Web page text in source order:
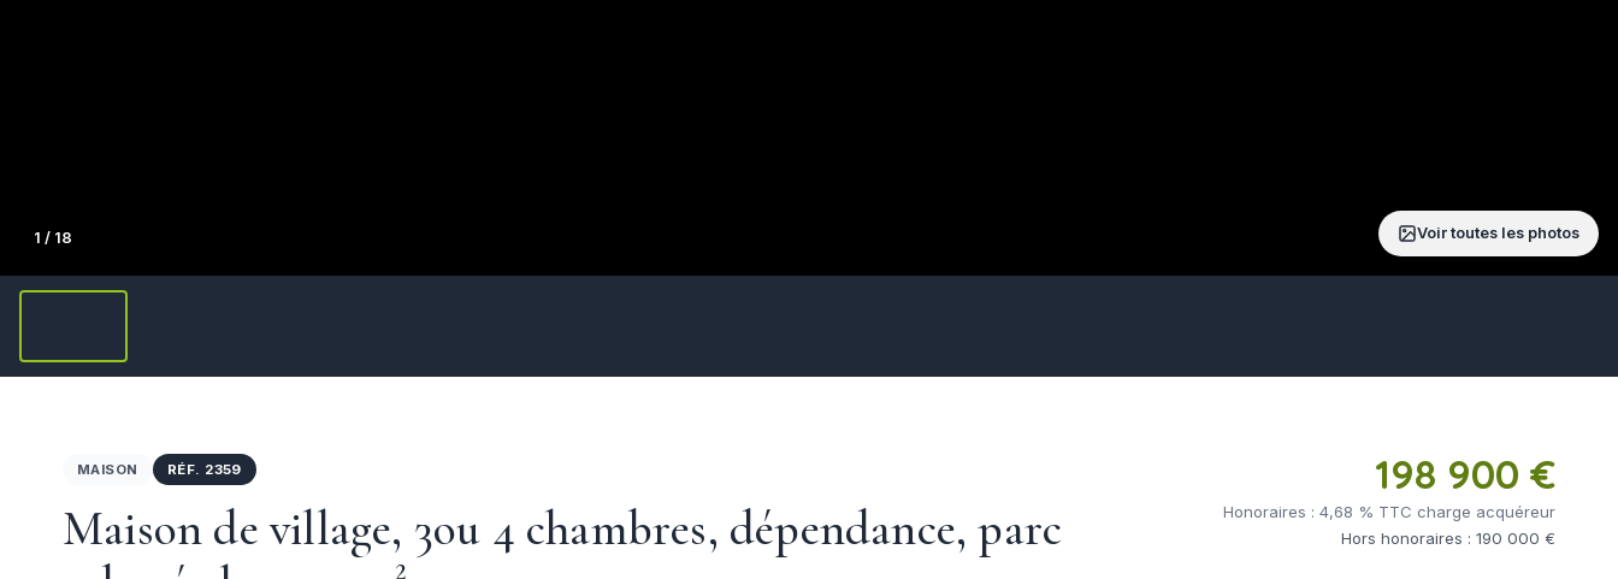
1 / 18 Voir toutes les photos
MAISON RÉF. 2359
Maison de village, 3ou 4 chambres, dépendance, parc
198 900 €
Honoraires : 4,68 % TTC charge acquéreur
Hors honoraires : 190 000 €